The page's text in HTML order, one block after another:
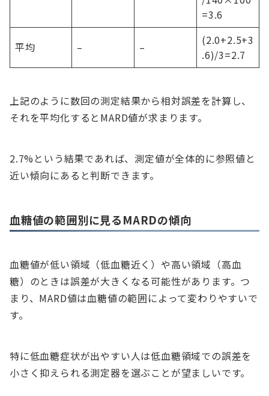
=3.6
平均 – –
(2.0+2.5+3
.6)/3=2.7
上記のように数回の測定結果から相対誤差を計算し、
それを平均化するとMARD値が求まります。
2.7%という結果であれば、測定値が全体的に参照値と
近い傾向にあると判断できます。
血糖値の範囲別に見るMARDの傾向
血糖値が低い領域（低血糖近く）や高い領域（高血
糖）のときは誤差が大きくなる可能性があります。つ
まり、MARD値は血糖値の範囲によって変わりやすいで
す。
特に低血糖症状が出やすい人は低血糖領域での誤差を
小さく抑えられる測定器を選ぶことが望ましいです。